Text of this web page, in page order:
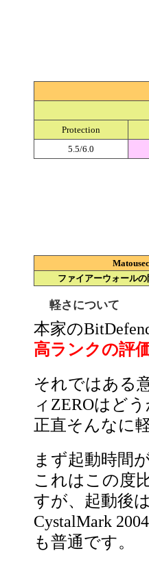
Protection
5.5/6.0
ファイアーウォール
軽さについて
本家の
高ランクの評
それではある
ィZEROはど
正直そんなに
まず起動時間
これはこの度
すが、起動後
CystalMark
も普通です。